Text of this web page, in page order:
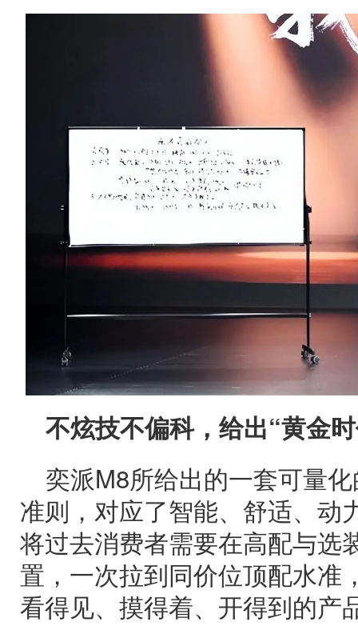
不炫技不偏科，给出“黄金
奕派M8所给出的一套可量
准则，对应了智能、舒适、动
将过去消费者需要在高配与选
置，一次拉到同价位顶配水准
看得见、摸得着、开得到的产